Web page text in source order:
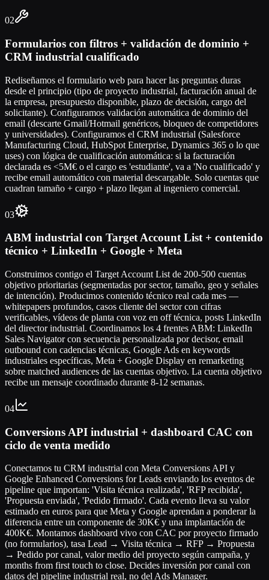
02
Formularios con filtros + validación de dominio +
CRM industrial cualificado
Rediseñamos el formulario web para hacer las preguntas duras
desde el principio (tipo de proyecto industrial, facturación anual de
la empresa, presupuesto disponible, plazo de decisión, cargo del
solicitante). Configuramos validación automática de dominio del
email (descarte Gmail/Hotmail genéricos, bloqueo de competidores
y universidades). Configuramos el CRM industrial (Salesforce
Manufacturing Cloud, HubSpot Enterprise, Dynamics 365 o lo que
uses) con lógica de cualificación automática: si la facturación
declarada es <5M€ o el cargo es 'estudiante', va a 'No cualificado' y
recibe email automático con material descargable. Solo cuentas que
cuadran tamaño + cargo + plazo llegan al ingeniero comercial.
03
ABM industrial con Target Account List + contenido
técnico + LinkedIn + Google + Meta
Construimos contigo el Target Account List de 200-500 cuentas
objetivo prioritarias (segmentadas por sector, tamaño, geo y señales
de intención). Producimos contenido técnico real cada mes —
whitepapers profundos, casos cliente del sector con cifras
verificables, vídeos de planta con voz en off técnica, posts LinkedIn
del director industrial. Coordinamos los 4 frentes ABM: LinkedIn
Sales Navigator con secuencia personalizada por decisor, email
outbound con cadencias técnicas, Google Ads en keywords
industriales específicas, Meta + Google Display en remarketing
sobre matched audiences de las cuentas objetivo. La cuenta objetivo
recibe un mensaje coordinado durante 8-12 semanas.
04
Conversions API industrial + dashboard CAC con
ciclo de venta medido
Conectamos tu CRM industrial con Meta Conversions API y
Google Enhanced Conversions for Leads enviando los eventos de
pipeline que importan: 'Visita técnica realizada', 'RFP recibida',
'Propuesta enviada', 'Pedido firmado'. Cada evento lleva su valor
estimado en euros para que Meta y Google aprendan a ponderar la
diferencia entre un componente de 30K€ y una implantación de
400K€. Montamos dashboard vivo con CAC por proyecto firmado
(no formularios), tasa Lead → Visita técnica → RFP → Propuesta
→ Pedido por canal, valor medio del proyecto según campaña, y
months from first touch to close. Decides inversión por canal con
datos del pipeline industrial real, no del Ads Manager.